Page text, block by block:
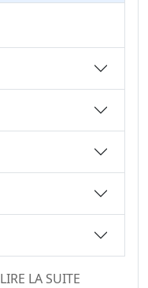
LIRE LA SUITE